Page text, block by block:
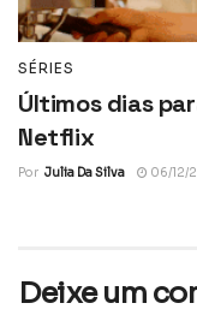
SÉRIES
Últimos dias
Netflix
Por Julia Da Silva 06/12/
Deixe um